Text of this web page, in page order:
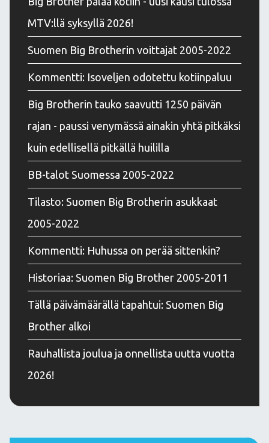
MTV:llä syksyllä 2026!
Suomen Big Brotherin voittajat 2005-2022
Kommentti: Isoveljen odotettu kotiinpaluu
Big Brotherin tauko saavutti 1250 päivän
rajan - paussi venymässä ainakin yhtä pitkäksi
kuin edellisellä pitkällä huililla
BB-talot Suomessa 2005-2022
Tilasto: Suomen Big Brotherin asukkaat
2005-2022
Kommentti: Huhussa on perää sittenkin?
Historiaa: Suomen Big Brother 2005-2011
Tällä päivämäärällä tapahtui: Suomen Big
Brother alkoi
Rauhallista joulua ja onnellista uutta vuotta
2026!